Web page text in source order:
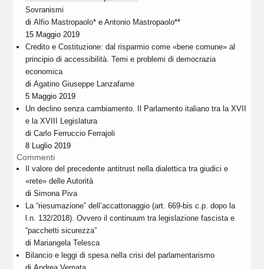
Sovranismi
di Alfio Mastropaolo* eAntonio Mastropaolo**
15 Maggio 2019
Credito e Costituzione: dal risparmio come «bene comune» al
principio di accessibilità. Temi e problemi di democrazia
economica
di Agatino Giuseppe Lanzafame
5 Maggio 2019
Un declino senza cambiamento. Il Parlamento italiano tra la XVII
e la XVIII Legislatura
di Carlo Ferruccio Ferrajoli
8 Luglio 2019
Commenti
Il valore del precedente antitrust nella dialettica tra giudici e
«rete» delle Autorità
di Simona Piva
La “riesumazione” dell’accattonaggio (art. 669-bis c.p. dopo la
l.n. 132/2018). Ovvero il continuum tra legislazione fascista e
“pacchetti sicurezza”
di Mariangela Telesca
Bilancio e leggi di spesa nella crisi del parlamentarismo